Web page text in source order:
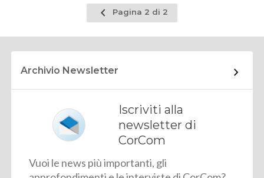
Pagina
precedente
Pagina 2 di 2
Archivio Newsletter
Iscriviti alla
newsletter di
CorCom
Vuoi le news più importanti, gli